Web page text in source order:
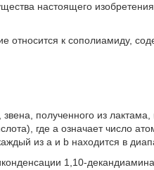
настоящего
относится к сополиамиду,
полученного из
где а означает число
из а и b находится в
1,10-